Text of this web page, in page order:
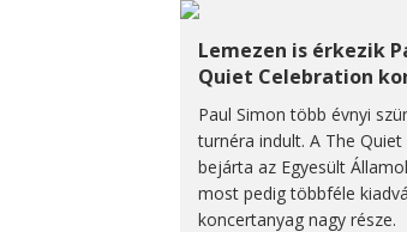
Lemezen is érkezik
Quiet Celebration
Paul Simon több évnyi
turnéra indult. A The
bejárta az Egyesült
most pedig többféle
koncertanyag nagy része.